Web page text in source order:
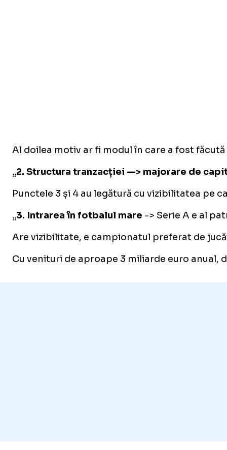
Al doilea motiv ar fi modul în care a fost
„2. Structura tranzacției —> majorare de
Punctele 3 și 4 au legătură cu vizibilitatea pe
„3. Intrarea în fotbalul mare -> Serie A e al
Are vizibilitate, e campionatul preferat de
Cu venituri de aproape 3 miliarde euro